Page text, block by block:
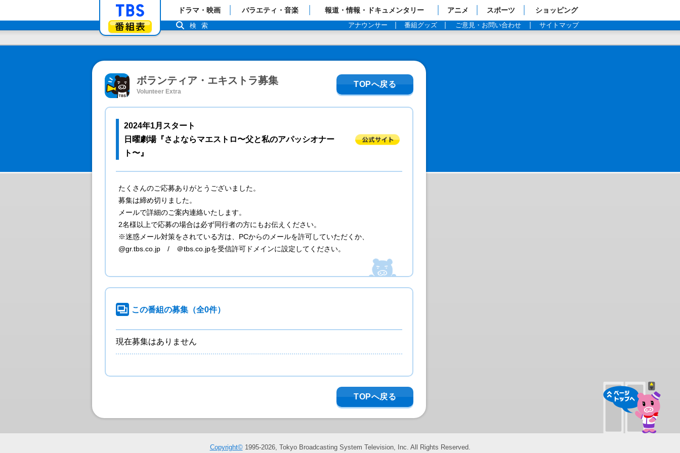
「TBSテレビ」トップページ
番組表
ドラマ・映画 バラエティ・音楽 報道・情報・ドキュメンタリー アニメ スポーツ ショッピング
アナウンサー 番組グッズ ご意見・お問い合わせ サイトマップ
検索
ボランティア・エキストラ募集 TOPへ戻る
2024年1月スタート
日曜劇場『さよならマエストロ〜父と私のアパッシオナー
ト〜』
たくさんのご応募ありがとうございました。
募集は締め切りました。
メールで詳細のご案内連絡いたします。
2名様以上で応募の場合は必ず同行者の方にもお伝えください。
※迷惑メール対策をされている方は、PCからのメールを許可していただくか、
@gr.tbs.co.jp / ＠tbs.co.jpを受信許可ドメインに設定してください。
この番組の募集 （全0件）
現在募集はありません
TOPへ戻る
Copyright©1995-2026, Tokyo Broadcasting System Television, Inc. All Rights Reserved.